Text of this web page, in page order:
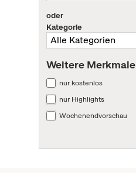
oder
Kategorie
Weitere Merkmale
nur kostenlos
nur Highlights
Wochenendvorschau